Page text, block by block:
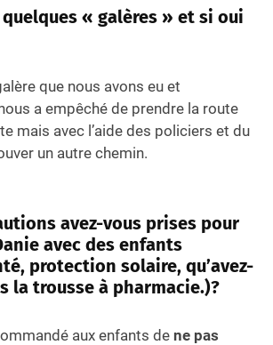
quelques « galères » et si oui
que nous avons eu et
a empêché de prendre la route
mais avec l’aide des policiers et du
un autre chemin.
avez-vous prises pour
avec des enfants
protection solaire, qu’avez-
la trousse à pharmacie.)?
aux enfants de ne pas